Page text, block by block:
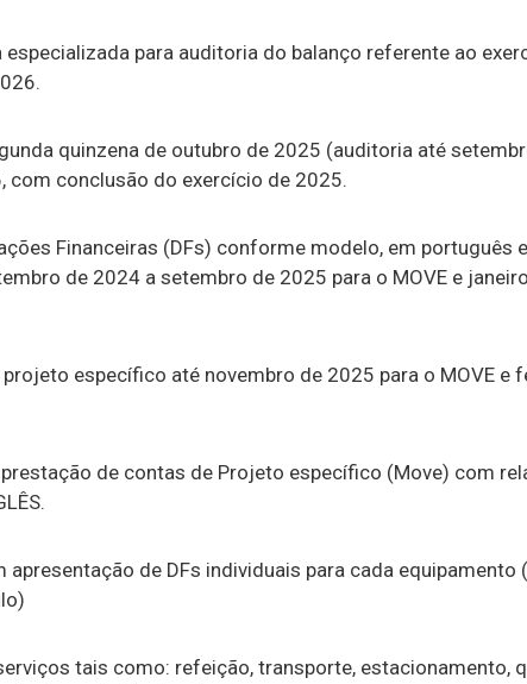
para auditoria do balanço referente ao
quinzena de outubro de 2025 (auditoria até
com conclusão do exercício de 2025.
Financeiras (DFs) conforme modelo, em português
de 2024 a setembro de 2025 para o MOVE e
específico até novembro de 2025 para o MOVE e
de contas de Projeto específico (Move) com
de DFs individuais para cada equipamento
tais como: refeição, transporte, estacionamento,